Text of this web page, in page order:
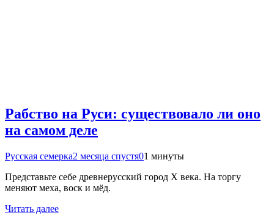
Рабство на Руси: существовало ли оно
на самом деле
Русская семерка2 месяца спустя01 минуты
Представьте себе древнерусский город X века. На торгу
меняют меха, воск и мёд.
Читать далее